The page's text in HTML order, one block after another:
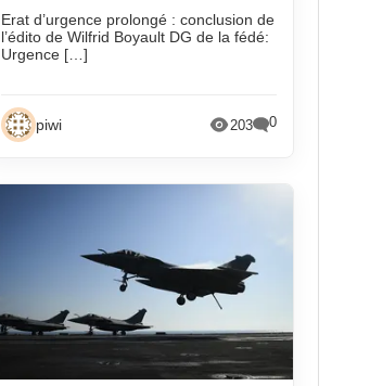
Erat d’urgence prolongé : conclusion de
l’édito de Wilfrid Boyault DG de la fédé:
Urgence […]
piwi 203 0